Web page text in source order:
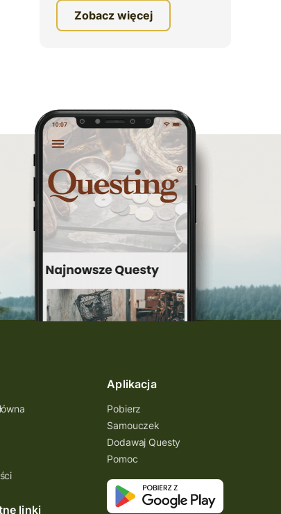
edukacyjna gra terenowa
fundacja questingu
gra terenowa
Quest Mazurski
inauguracja questów
questing wyprawa po
skarb
inauguracja questu
grywalizacja
wyprawy odkrywców
turystyka piesza
konkurs
wycieczka
quest pieszy
planetpr
wielkopolska
turystyka z zagadkami
konkurs questy
quest rowerowy
Zobacz więcej
linki
Aplikacja
Pobierz
Samouczek
Dodawaj Questy
Pomoc